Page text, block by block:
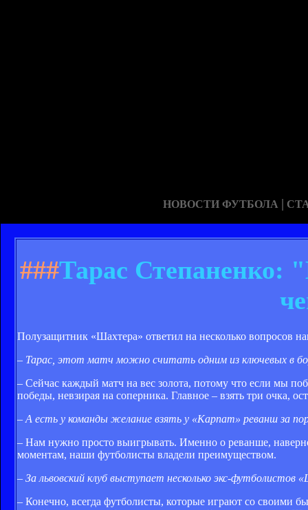
НОВОСТИ ФУТБОЛА |
###Тарас Степаненко:
Полузащитник «Шахтера» ответил на несколько вопросов
– Тарас, этот матч можно считать одним из ключевых в
– Сейчас каждый матч на вес золота, потому что если мы
победы, невзирая на соперника. Главное – взять три очка,
– А есть у команды желание взять у «Карпат» реванш за
– Нам нужно просто выигрывать. Именно о реванше,
моментам, наши футболисты владели преимуществом.
– За львовский клуб выступает несколько экс-
– Конечно, всегда футболисты, которые играют со своими